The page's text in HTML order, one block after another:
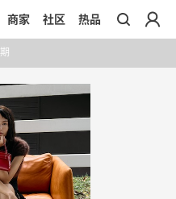
商家 社区 热品